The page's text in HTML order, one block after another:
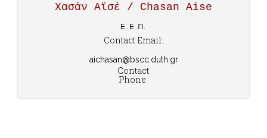
Χασάν Αϊσέ / Chasan Aise
Ε.Ε.Π.
Contact Email:
aichasan@bscc.duth.gr
Contact
Phone: